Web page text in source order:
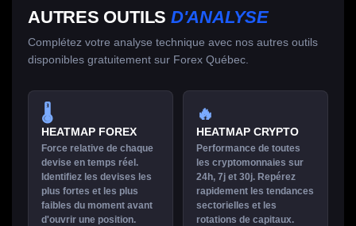
AUTRES OUTILS D'ANALYSE
Complétez votre analyse technique avec nos autres outils
disponibles gratuitement sur Forex Québec.
🌡
HEATMAP FOREX
Force relative de chaque
devise en temps réel.
Identifiez les devises les
plus fortes et les plus
faibles du moment avant
d'ouvrir une position.
🔥
HEATMAP CRYPTO
Performance de toutes
les cryptomonnaies sur
24h, 7j et 30j. Repérez
rapidement les tendances
sectorielles et les
rotations de capitaux.